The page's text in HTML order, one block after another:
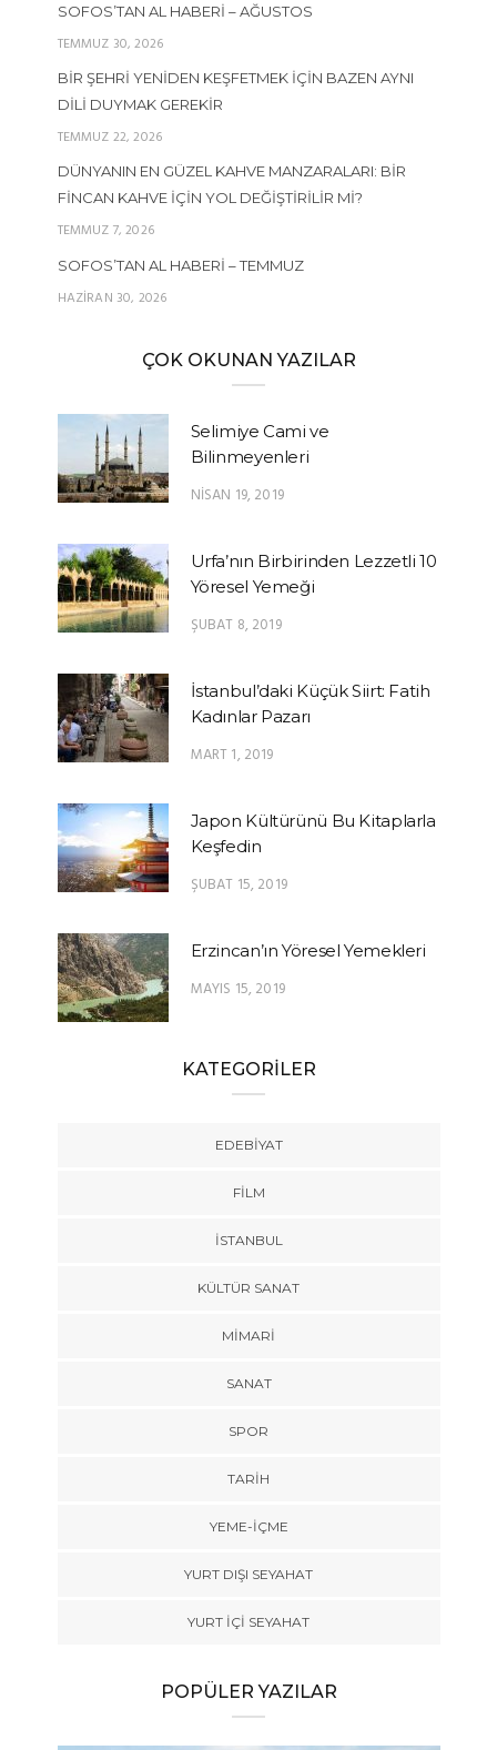
SOFOS’TAN AL HABERI – AĞUSTOS
TEMMUZ 30, 2026
BIR ŞEHRI YENIDEN KEŞFETMEK İÇIN BAZEN AYNI
DILI DUYMAK GEREKIR
TEMMUZ 22, 2026
DÜNYANIN EN GÜZEL KAHVE MANZARALARI: BIR
FINCAN KAHVE İÇIN YOL DEĞIŞTIRILIR MI?
TEMMUZ 7, 2026
SOFOS’TAN AL HABERI – TEMMUZ
HAZIRAN 30, 2026
ÇOK OKUNAN YAZILAR
Selimiye Cami ve
Bilinmeyenleri
NISAN 19, 2019
Urfa’nın Birbirinden Lezzetli 10
Yöresel Yemeği
ŞUBAT 8, 2019
İstanbul’daki Küçük Siirt: Fatih
Kadınlar Pazarı
MART 1, 2019
Japon Kültürünü Bu Kitaplarla
Keşfedin
ŞUBAT 15, 2019
Erzincan’ın Yöresel Yemekleri
MAYIS 15, 2019
KATEGORİLER
EDEBIYAT
FILM
İSTANBUL
KÜLTÜR SANAT
MIMARI
SANAT
SPOR
TARİH
YEME-İÇME
YURT DIŞI SEYAHAT
YURT İÇİ SEYAHAT
POPÜLER YAZILAR